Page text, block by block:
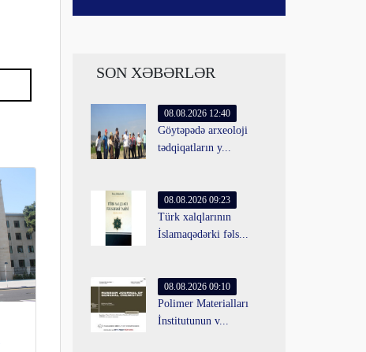
SON XƏBƏRLƏR
08.08.2026 12:40
Göytəpədə arxeoloji
tədqiqatların y...
08.08.2026 09:23
Türk xalqlarının
İslamaqədərki fəls...
08.08.2026 09:10
Polimer Materialları
İnstitutunun v...